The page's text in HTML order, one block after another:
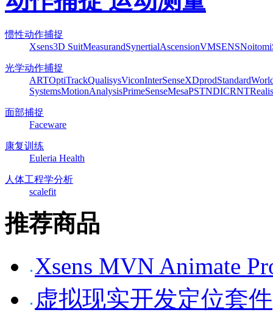
惯性动作捕捉
Xsens3D SuitMeasurandSynertialAscensionVMSENSNoitom
光学动作捕捉
ARTOptiTrackQualisysViconInterSenseXDprodStandard
SystemsMotionAnalysisPrimeSenseMesaPSTNDICRNTRealis
面部捕捉
Faceware
康复训练
Euleria Health
人体工程学分析
scalefit
推荐商品
Xsens MVN Animate
虚拟现实开发定位套件